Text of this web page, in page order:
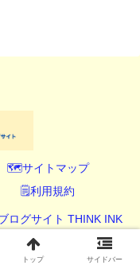
🗺️サイトマップ
🗒️利用規約
ログサイト THINK INK
ウ).
トップ サイドバー